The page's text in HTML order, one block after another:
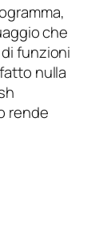
che
funzioni
nulla
rende